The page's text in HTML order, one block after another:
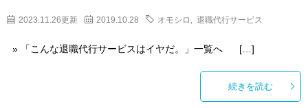
2023.11.26更新 2019.10.28 オモシロ 退職代行サービス
» 「こんな退職代行サービスはイヤだ。」一覧へ […]
続きを読む